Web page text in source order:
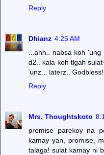
Reply
Dhianz 4:25 AM
...ahh.. nabsa koh
d2.. kala koh tlgah
'unz... laterz..
Reply
Mrs. Thoughtskoto
promise parekoy na
kamay yan, promise,
talaga! sulat kamay ni